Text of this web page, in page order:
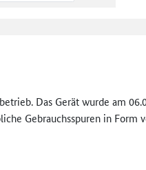
Das Gerät wurde am
Gebrauchsspuren in